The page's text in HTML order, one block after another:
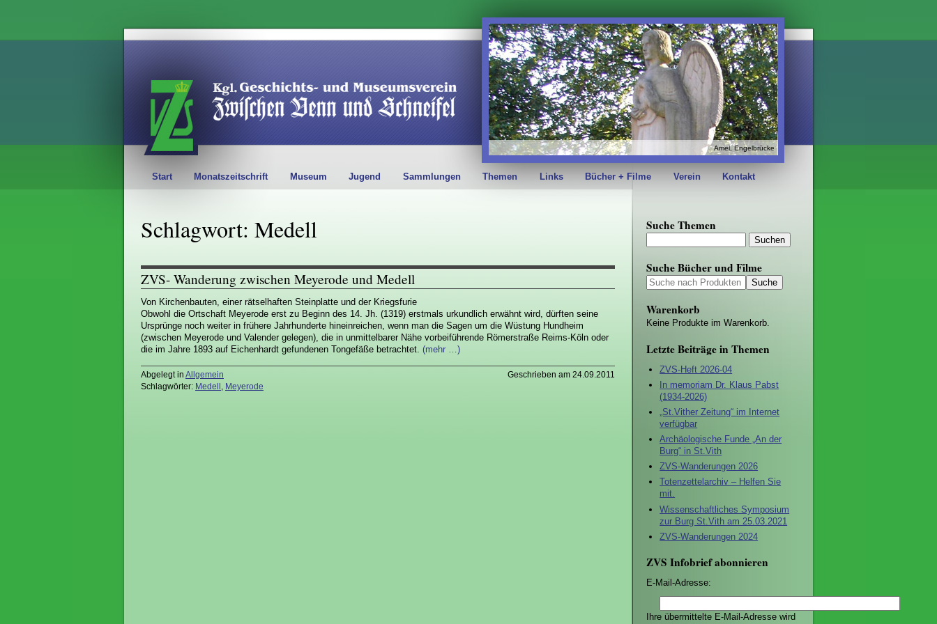
Amel, Engelbrücke
Start Monatszeitschrift Museum Jugend Sammlungen Themen Links Bücher + Filme Verein Kontakt
Schlagwort: Medell
ZVS- Wanderung zwischen Meyerode und Medell
Von Kirchenbauten, einer rätselhaften Steinplatte und der Kriegsfurie
Obwohl die Ortschaft Meyerode erst zu Beginn des 14. Jh. (1319) erstmals urkundlich erwähnt wird, dürften seine
Ursprünge noch weiter in frühere Jahrhunderte hineinreichen, wenn man die Sagen um die Wüstung Hundheim
(zwischen Meyerode und Valender gelegen), die in unmittelbarer Nähe vorbeiführende Römerstraße Reims-Köln oder
die im Jahre 1893 auf Eichenhardt gefundenen Tongefäße betrachtet. (mehr …)
Abgelegt in Allgemein
Geschrieben am 24.09.2011
Schlagwörter: Medell Meyerode
Suche Themen
Suche Bücher und Filme
Warenkorb
Keine Produkte im Warenkorb.
Letzte Beiträge in Themen
ZVS-Heft 2026-04
In memoriam Dr. Klaus Pabst
(1934-2026)
„St.Vither Zeitung“ im Internet
verfügbar
Archäologische Funde „An der
Burg“ in St.Vith
ZVS-Wanderungen 2026
Totenzettelarchiv – Helfen Sie
mit.
Wissenschaftliches Symposium
zur Burg St.Vith am 25.03.2021
ZVS-Wanderungen 2024
ZVS Infobrief abonnieren
E-Mail-Adresse:
Ihre übermittelte E-Mail-Adresse wird